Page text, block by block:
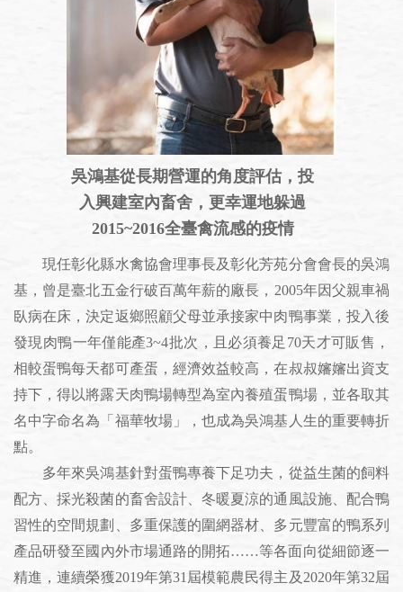
吳鴻基從長期營運的角度評估，投
入興建室內畜舍，更幸運地躲過
2015~2016全臺禽流感的疫情
現任彰化縣水禽協會理事長及彰化芳苑分會會長的吳鴻
基，曾是臺北五金行破百萬年薪的廠長，2005年因父親車禍
臥病在床，決定返鄉照顧父母並承接家中肉鴨事業，投入後
發現肉鴨一年僅能產3~4批次，且必須養足70天才可販售，
相較蛋鴨每天都可產蛋，經濟效益較高，在叔叔嬸嬸出資支
持下，得以將露天肉鴨場轉型為室內養殖蛋鴨場，並各取其
名中字命名為「福華牧場」，也成為吳鴻基人生的重要轉折
點。
多年來吳鴻基針對蛋鴨專養下足功夫，從益生菌的飼料
配方、採光殺菌的畜舍設計、冬暖夏涼的通風設施、配合鴨
習性的空間規劃、多重保護的圍網器材、多元豐富的鴨系列
產品研發至國內外市場通路的開拓……等各面向從細節逐一
精進，連續榮獲2019年第31屆模範農民得主及2020年第32屆